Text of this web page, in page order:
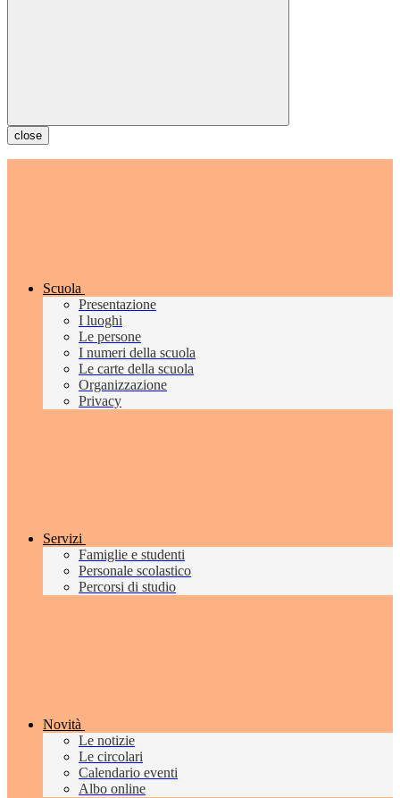
close
Scuola
Presentazione
I luoghi
Le persone
I numeri della scuola
Le carte della scuola
Organizzazione
Privacy
Servizi
Famiglie e studenti
Personale scolastico
Percorsi di studio
Novità
Le notizie
Le circolari
Calendario eventi
Albo online